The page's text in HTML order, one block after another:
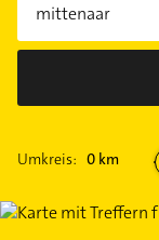
Umkreis: 0 km